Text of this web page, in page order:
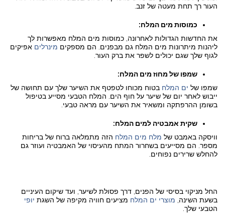
העור רך תחת מעטה של זנב.
כמוסות מים המלח:
את החדשות הגדולות לאחרונה, כמוסות מים המלח מאפשרות לך
ליהנות מיתרונות מים המלח גם מבפנים. הם מספקים מינרלים אפיקים
לגוף שלך שגם יכולים לשפר את ברק העור.
שמפו של מחוז מים המלח:
שמפו של ים המלח בטוח מכוחו לטפטף את השיער שלך עם תחושה של
ייבוש לאחר יום של שיער על חוף הים. המלח הטבעי מסייע בטיפול
בשומן ההרפתקה ומשאיר את השיער עם מראה טבעי.
שקית אמבטיה למים המלח:
וויסקה באמבט של מלח מים המלח הזה מתמלאה ברוח של בריחות
מספר. הם מסייעים בשחרור המתח מהעיסוי של האמבטיה ועוזר גם
להחלש שרירים נפוחים.
החל מניקוי בסיסי של הפנים, דרך פסולת לשיער, ועד שיקום העיניים
בשעת השינה, מוצרי ים המלח מציעים חוויה מקיפה של השגת יופי
הטבעי שלך.